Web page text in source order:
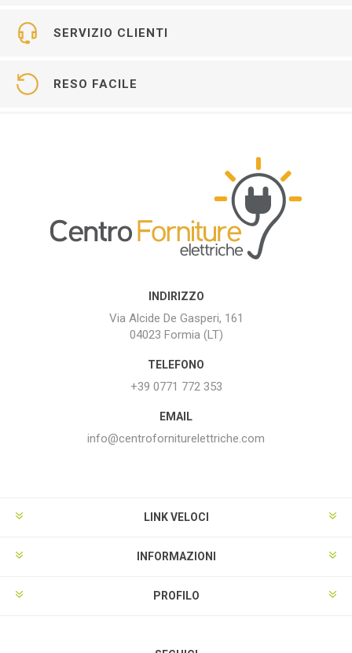
SERVIZIO CLIENTI
RESO FACILE
INDIRIZZO
Via Alcide De Gasperi, 161
04023 Formia (LT)
TELEFONO
+39 0771 772 353
EMAIL
info@centroforniturelettriche.com
LINK VELOCI
INFORMAZIONI
PROFILO